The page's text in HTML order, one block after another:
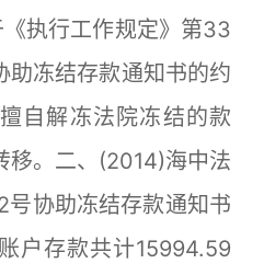
执行工作规定》第33
助冻结存款通知书的约
自解冻法院冻结的款
移。二、(2014)海中法
号协助冻结存款通知书
户存款共计15994.59